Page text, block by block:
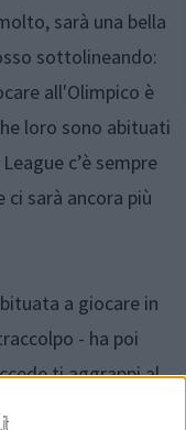
sarà una bella
sottolineando:
all'Olimpico è
loro sono abituati
c’è sempre
sarà ancora più
a giocare in
- ha poi
ti aggrappi al
dice dove